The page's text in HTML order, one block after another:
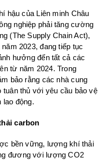
nghiệp phải tăng cường
(The Supply Chain Act),
2023, đang tiếp tục
hưởng đến tất cả các
từ năm 2024. Trong
bảo rằng các nhà cung
thủ với yêu cầu bảo vệ
lao động.
carbon
bền vững, lượng khí thải
đương với lượng CO2